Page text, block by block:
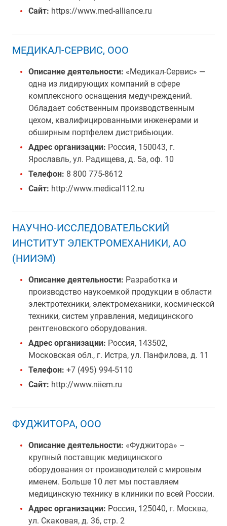
Сайт: https://www.med-alliance.ru
МЕДИКАЛ-СЕРВИС, ООО
Описание деятельности: «Медикал-Сервис» —
одна из лидирующих компаний в сфере
комплексного оснащения медучреждений.
Обладает собственным производственным
цехом, квалифицированными инженерами и
обширным портфелем дистрибьюции.
Адрес организации: Россия, 150043, г.
Ярославль, ул. Радищева, д. 5а, оф. 10
Телефон: 8 800 775-8612
Сайт: http://www.medical112.ru
НАУЧНО-ИССЛЕДОВАТЕЛЬСКИЙ
ИНСТИТУТ ЭЛЕКТРОМЕХАНИКИ, АО
(НИИЭМ)
Описание деятельности: Разработка и
производство наукоемкой продукции в области
электротехники, электромеханики, космической
техники, систем управления, медицинского
рентгеновского оборудования.
Адрес организации: Россия, 143502,
Московская обл., г. Истра, ул. Панфилова, д. 11
Телефон: +7 (495) 994-5110
Сайт: http://www.niiem.ru
ФУДЖИТОРА, ООО
Описание деятельности: «Фуджитора» –
крупный поставщик медицинского
оборудования от производителей с мировым
именем. Больше 10 лет мы поставляем
медицинскую технику в клиники по всей России.
Адрес организации: Россия, 125040, г. Москва,
ул. Скаковая, д. 36, стр. 2